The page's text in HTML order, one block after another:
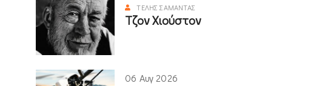
ΤΈΛΗΣ ΣΑΜΑΝΤΆΣ
Τζον Χιούστον
06 Αυγ 2026